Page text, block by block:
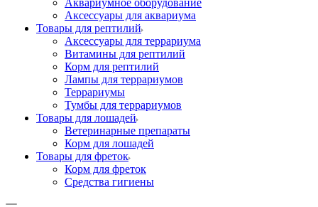
Аквариумное оборудование
Аксессуары для аквариума
Товары для рептилий
Аксессуары для террариума
Витамины для рептилий
Корм для рептилий
Лампы для террариумов
Террариумы
Тумбы для террариумов
Товары для лошадей
Ветеринарные препараты
Корм для лошадей
Товары для фреток
Корм для фреток
Средства гигиены